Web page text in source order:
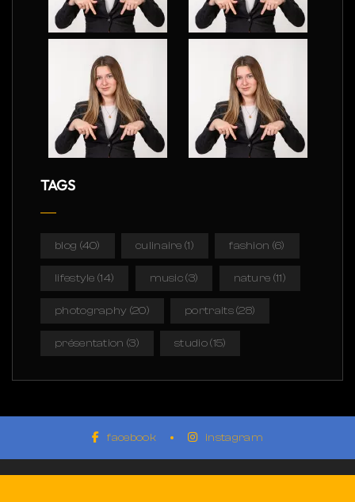
TAGS
blog (40) culinaire (1) fashion (6)
lifestyle (14) music(3) nature (11)
photography (20) portraits(28)
présentation (3) studio(15)
facebook instagram